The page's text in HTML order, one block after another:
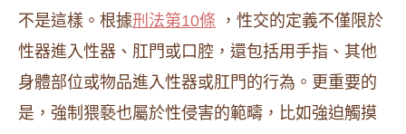
不是這樣。根據刑法第10條 ，性交的定義不僅限於
性器進入性器、肛門或口腔，還包括用手指、其他
身體部位或物品進入性器或肛門的行為。更重要的
是，強制猥褻也屬於性侵害的範疇，比如強迫觸摸